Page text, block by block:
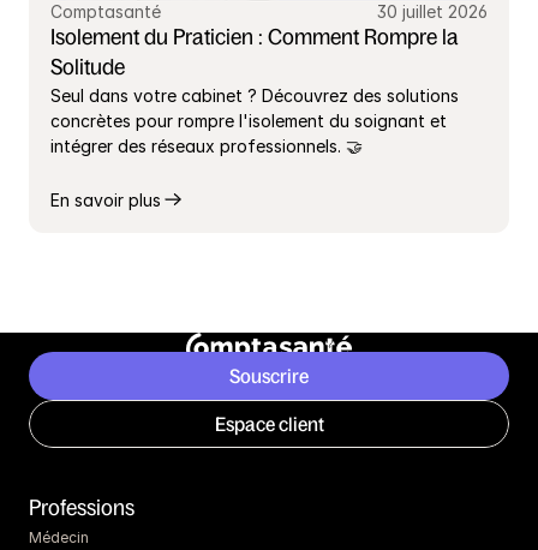
Comptasanté 30 juillet 2026
Isolement du Praticien : Comment Rompre la
Solitude
Seul dans votre cabinet ? Découvrez des solutions
concrètes pour rompre l'isolement du soignant et
intégrer des réseaux professionnels. 🤝
En savoir plus
Souscrire
Espace client
Professions
Médecin